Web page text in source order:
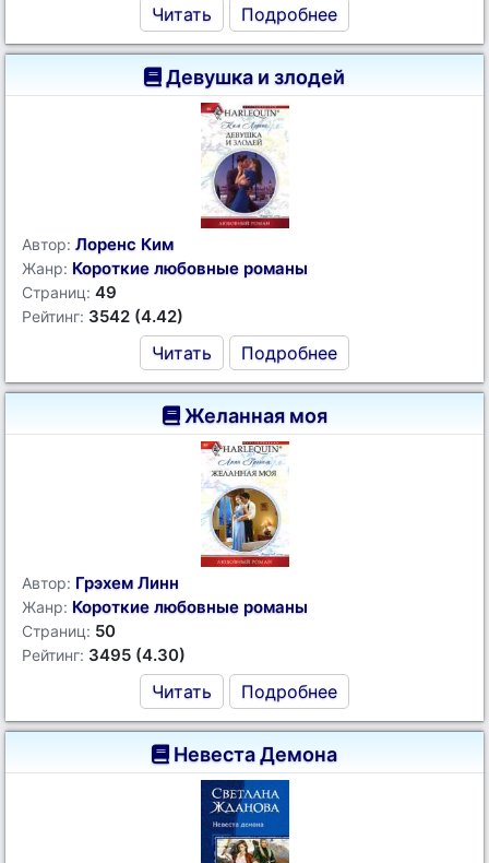
Читать Подробнее
Девушка и злодей
Автор: Лоренс Ким
Жанр: Короткие любовные романы
Страниц: 49
Рейтинг: 3542 (4.42)
Читать Подробнее
Желанная моя
Автор: Грэхем Линн
Жанр: Короткие любовные романы
Страниц: 50
Рейтинг: 3495 (4.30)
Читать Подробнее
Невеста Демона